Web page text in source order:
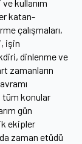
kullanım
katan-
çalışmaları,
işin
dinlenme ve
zamanların
tüm konular
gün
ekipler
zaman etüdü